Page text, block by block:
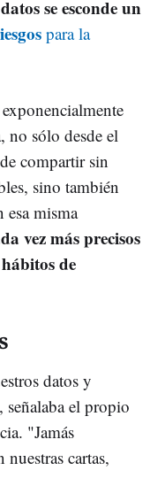
se esconde un
para la
no sólo desde el
compartir sin
sino también
esa misma
vez más precisos
de
datos y
el propio
"Jamás
cartas,